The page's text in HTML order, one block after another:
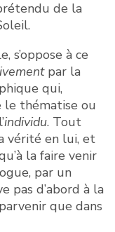
de la
s’oppose à ce
par la
qui,
le thématise ou
individu. Tout
vérité en lui, et
la faire venir
par un
pas d’abord à la
que dans